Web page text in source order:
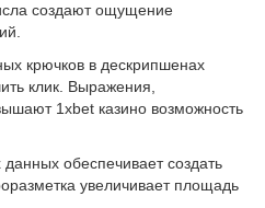
создают ощущение
крючков в дескрипшенах
клик. Выражения,
1xbet казино возможность
обеспечивает создать
увеличивает площадь